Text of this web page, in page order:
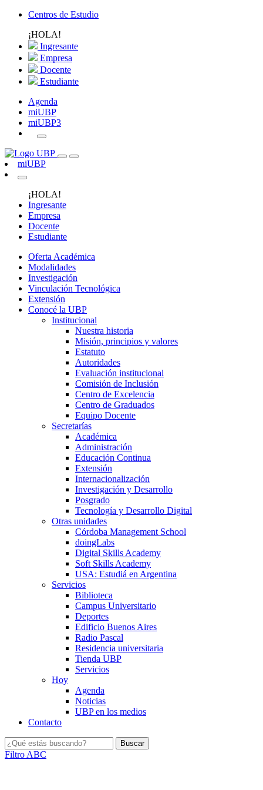
Centros de Estudio
¡HOLA!
Ingresante
Empresa
Docente
Estudiante
Agenda
miUBP
miUBP3
miUBP
¡HOLA!
Ingresante
Empresa
Docente
Estudiante
Oferta Académica
Modalidades
Investigación
Vinculación Tecnológica
Extensión
Conocé la UBP
Institucional
Nuestra historia
Misión, principios y valores
Estatuto
Autoridades
Evaluación institucional
Comisión de Inclusión
Centro de Excelencia
Centro de Graduados
Equipo Docente
Secretarías
Académica
Administración
Educación Continua
Extensión
Internacionalización
Investigación y Desarrollo
Posgrado
Tecnología y Desarrollo Digital
Otras unidades
Córdoba Management School
doingLabs
Digital Skills Academy
Soft Skills Academy
USA: Estudiá en Argentina
Servicios
Biblioteca
Campus Universitario
Deportes
Edificio Buenos Aires
Radio Pascal
Residencia universitaria
Tienda UBP
Servicios
Hoy
Agenda
Noticias
UBP en los medios
Contacto
Filtro ABC